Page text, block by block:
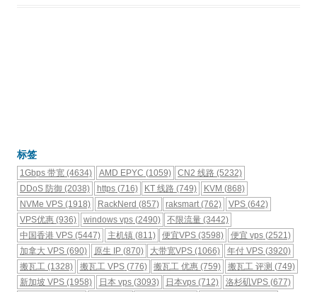
标签
1Gbps 带宽 (4634) AMD EPYC (1059) CN2 线路 (5232)
DDoS 防御 (2038) https(716) KT 线路 (749) KVM (868)
NVMe VPS (1918) RackNerd (857) raksmart(762) VPS(642)
VPS优惠 (936) windows vps(2490) 不限流量 (3442)
中国香港 VPS (5447) 主机镇(811) 便宜VPS (3598) 便宜 vps(2521)
加拿大 VPS (690) 原生 IP(870) 大带宽VPS (1066) 年付 VPS(3920)
搬瓦工 (1328) 搬瓦工 VPS(776) 搬瓦工 优惠 (759) 搬瓦工 评测 (749)
新加坡 VPS (1958) 日本 vps(3093) 日本vps (712) 洛杉矶VPS(677)